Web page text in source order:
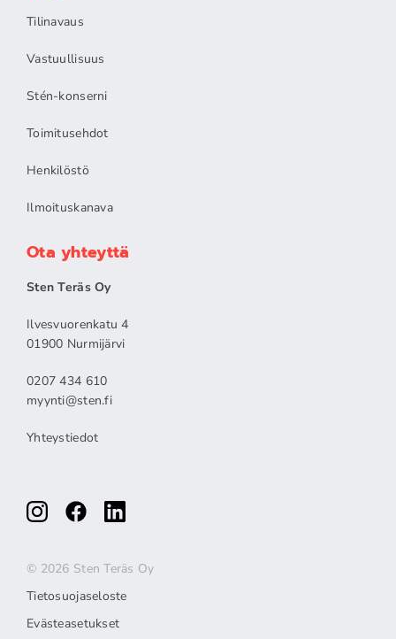
Tilinavaus
Vastuullisuus
Stén-konserni
Toimitusehdot
Henkilöstö
Ilmoituskanava
Ota yhteyttä
Sten Teräs Oy
Ilvesvuorenkatu 4
01900 Nurmijärvi
0207 434 610
myynti@sten.fi
Yhteystiedot
© 2026 Sten Teräs Oy
Tietosuojaseloste
Evästeasetukset